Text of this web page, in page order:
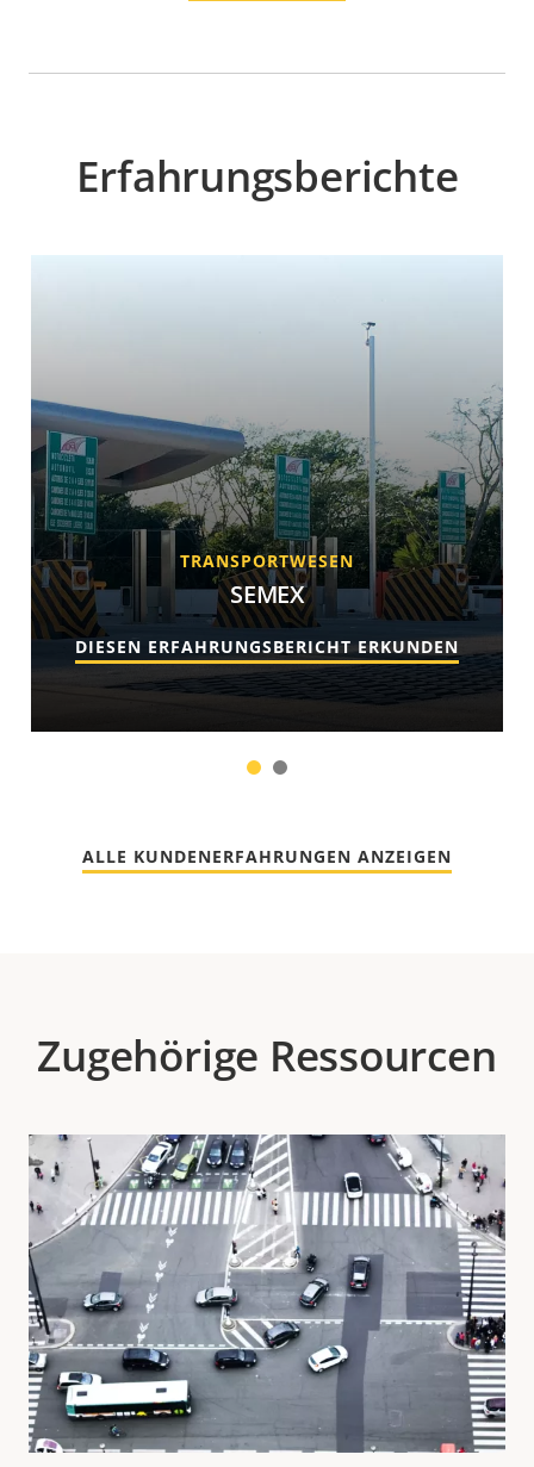
Erfahrungsberichte
TRANSPORTWESEN
SEMEX
DIESEN ERFAHRUNGSBERICHT ERKUNDEN
1
ALLE KUNDENERFAHRUNGEN ANZEIGEN
Zugehörige Ressourcen